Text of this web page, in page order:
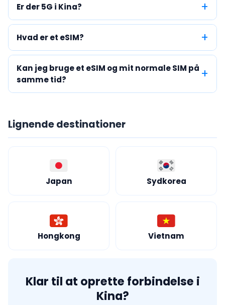
Er der 5G i Kina?
Hvad er et eSIM?
Kan jeg bruge et eSIM og mit normale SIM på
samme tid?
Lignende destinationer
Japan Sydkorea
Hongkong Vietnam
Klar til at oprette forbindelse i
Kina?